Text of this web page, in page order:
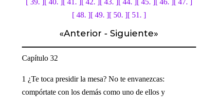
[ 48. ][ 49. ][ 50. ][ 51. ]
«Anterior -Siguiente»
Capítulo 32
1 ¿Te toca presidir la mesa? No te envanezcas:
compórtate con los demás como uno de ellos y